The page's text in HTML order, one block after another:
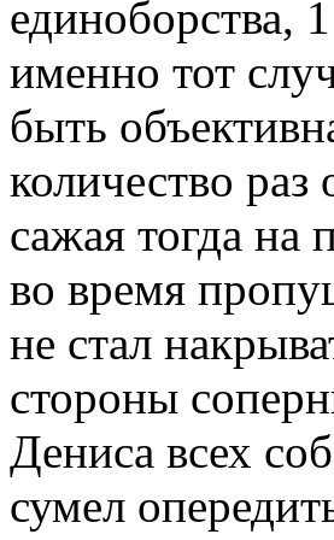
единоборства,
именно тот
быть
количество
сажая тогда на
во время
не стал
стороны
Дениса всех
сумел